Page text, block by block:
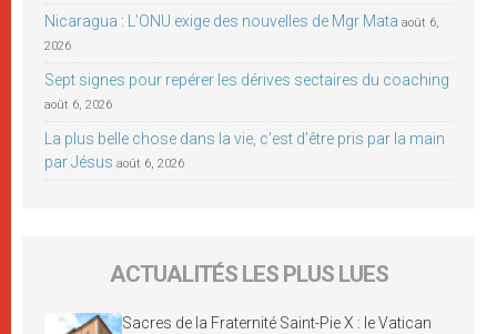
Nicaragua : L’ONU exige des nouvelles de Mgr Mata août 6,
2026
Sept signes pour repérer les dérives sectaires du coaching
août 6, 2026
La plus belle chose dans la vie, c’est d’être pris par la main
par Jésus août 6, 2026
ACTUALITÉS LES PLUS LUES
Sacres de la Fraternité Saint-Pie X : le Vatican